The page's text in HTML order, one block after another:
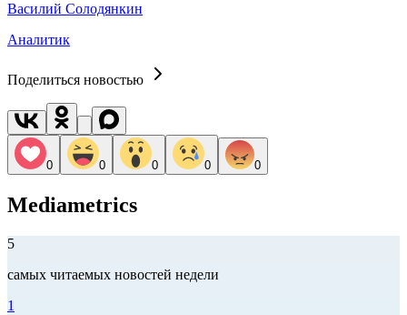
Василий Солодянкин
Аналитик
Поделиться новостью
0 0 0 0 0
Mediametrics
5
самых читаемых новостей недели
1